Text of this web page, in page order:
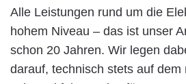
Alle Leistungen rund um die
hohem Niveau – das ist unser
schon 20 Jahren. Wir legen
darauf, technisch stets auf dem